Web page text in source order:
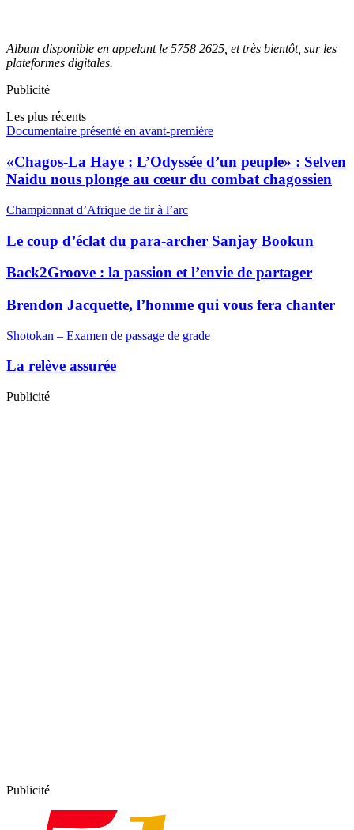
Album disponible en appelant le 5758 2625, et très bientôt, sur les
plateformes digitales.
Publicité
Les plus récents
Documentaire présenté en avant-première
«Chagos-La Haye : L’Odyssée d’un peuple» : Selven
Naidu nous plonge au cœur du combat chagossien
Championnat d’Afrique de tir à l’arc
Le coup d’éclat du para-archer Sanjay Bookun
Back2Groove : la passion et l’envie de partager
Brendon Jacquette, l’homme qui vous fera chanter
Shotokan – Examen de passage de grade
La relève assurée
Publicité
Publicité